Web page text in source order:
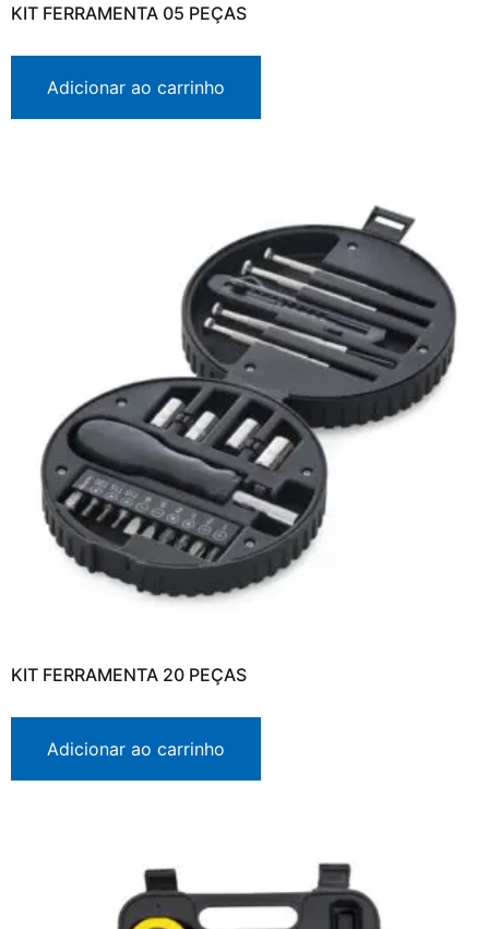
KIT FERRAMENTA 05 PEÇAS
Adicionar ao carrinho
KIT FERRAMENTA 20 PEÇAS
Adicionar ao carrinho